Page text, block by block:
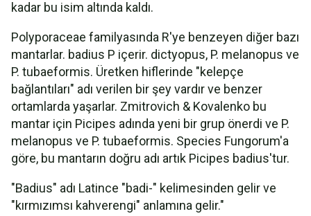
kadar bu isim altında kaldı.
Polyporaceae familyasında R'ye benzeyen diğer bazı
mantarlar. badius P içerir. dictyopus, P. melanopus ve
P. tubaeformis. Üretken hiflerinde "kelepçe
bağlantıları" adı verilen bir şey vardır ve benzer
ortamlarda yaşarlar. Zmitrovich & Kovalenko bu
mantar için Picipes adında yeni bir grup önerdi ve P.
melanopus ve P. tubaeformis. Species Fungorum'a
göre, bu mantarın doğru adı artık Picipes badius'tur.
"Badius" adı Latince "badi-" kelimesinden gelir ve
"kırmızımsı kahverengi" anlamına gelir."